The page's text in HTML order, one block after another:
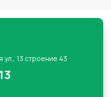
ул., 13 строение 43